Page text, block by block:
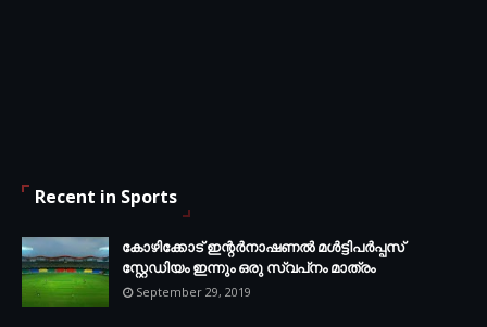
Recent in Sports
കോഴിക്കോട് ഇന്റര്‍നാഷണല്‍ മള്‍ട്ടിപര്‍പ്പസ്
സ്റ്റേഡിയം ഇന്നും ഒരു സ്വപ്‌നം മാത്രം
September 29, 2019